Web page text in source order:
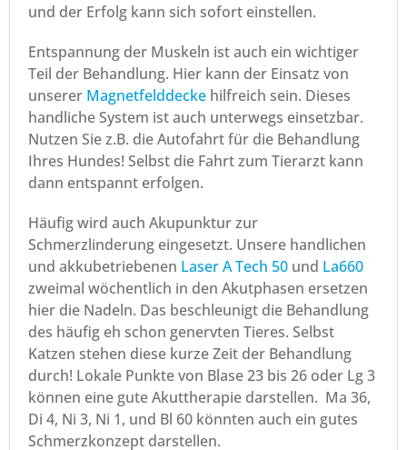
und der Erfolg kann sich sofort einstellen.
Entspannung der Muskeln ist auch ein wichtiger
Teil der Behandlung. Hier kann der Einsatz von
unserer Magnetfelddecke hilfreich sein. Dieses
handliche System ist auch unterwegs einsetzbar.
Nutzen Sie z.B. die Autofahrt für die Behandlung
Ihres Hundes! Selbst die Fahrt zum Tierarzt kann
dann entspannt erfolgen.
Häufig wird auch Akupunktur zur
Schmerzlinderung eingesetzt. Unsere handlichen
und akkubetriebenen Laser A Tech 50 und La660
zweimal wöchentlich in den Akutphasen ersetzen
hier die Nadeln. Das beschleunigt die Behandlung
des häufig eh schon genervten Tieres. Selbst
Katzen stehen diese kurze Zeit der Behandlung
durch! Lokale Punkte von Blase 23 bis 26 oder Lg 3
können eine gute Akuttherapie darstellen. Ma 36,
Di 4, Ni 3, Ni 1, und Bl 60 könnten auch ein gutes
Schmerzkonzept darstellen.